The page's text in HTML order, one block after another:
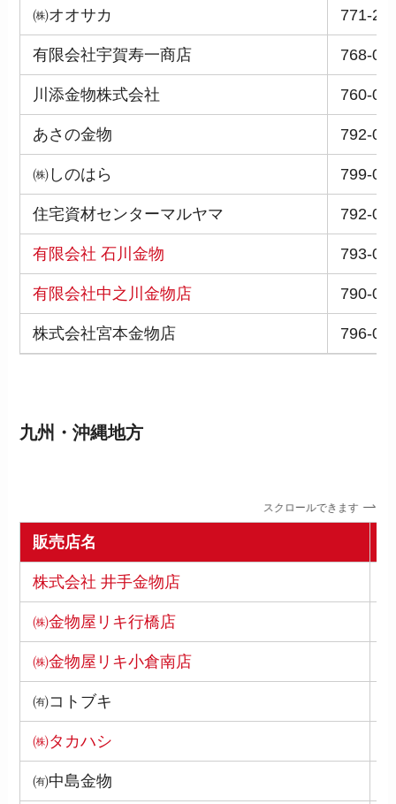
㈱オオサカ 771-
有限会社宇賀寿一商店 768-
川添金物株式会社 760-
あさの金物 792-
㈱しのはら 799-
住宅資材センターマルヤマ 792-
有限会社 石川金物 793-
有限会社中之川金物店 790-
株式会社宮本金物店 796-
九州・沖縄地方
スクロールできます
販売店名
株式会社 井手金物店
㈱金物屋リキ行橋店
㈱金物屋リキ小倉南店
㈲コトブキ
㈱タカハシ
㈲中島金物